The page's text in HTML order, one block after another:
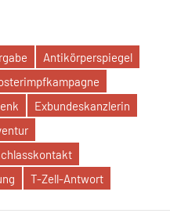
Antikörperspiegel
Exbundeskanzlerin
T-Zell-Antwort